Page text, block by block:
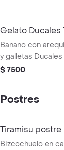
Gelato Ducales
Banano con
y galletas
$ 7500
Postres
Tiramisu postre
Bizcochuelo en